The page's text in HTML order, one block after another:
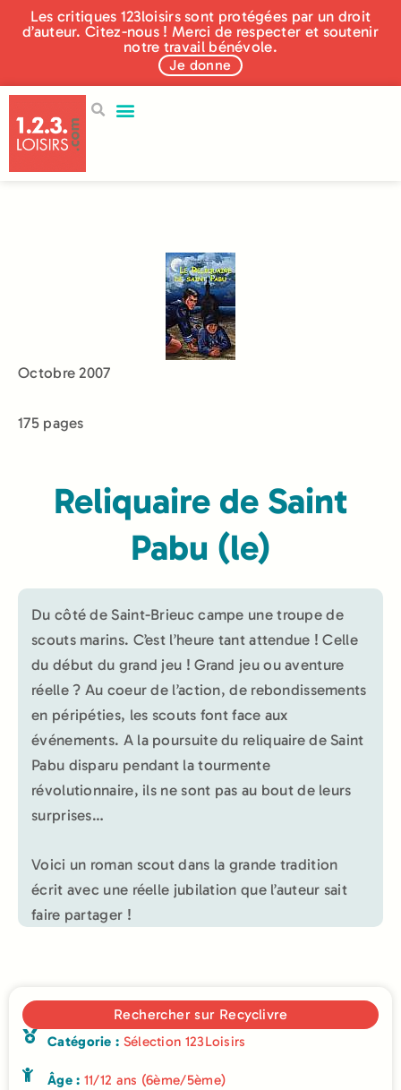
Les critiques 123loisirs sont protégées par un droit
d’auteur. Citez-nous ! Merci de respecter et soutenir
notre travail bénévole.
Je donne
Octobre 2007
175 pages
Reliquaire de Saint
Pabu (le)
Du côté de Saint-Brieuc campe une troupe de
scouts marins. C’est l’heure tant attendue ! Celle
du début du grand jeu ! Grand jeu ou aventure
réelle ? Au coeur de l’action, de rebondissements
en péripéties, les scouts font face aux
événements. A la poursuite du reliquaire de Saint
Pabu disparu pendant la tourmente
révolutionnaire, ils ne sont pas au bout de leurs
surprises…
Voici un roman scout dans la grande tradition
écrit avec une réelle jubilation que l’auteur sait
faire partager !
Rechercher sur Recyclivre
Catégorie : Sélection 123Loisirs
Âge : 11/12 ans (6ème/5ème)